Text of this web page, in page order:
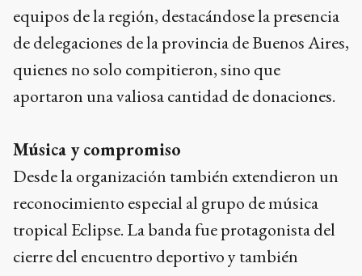
equipos de la región, destacándose la presencia
de delegaciones de la provincia de Buenos Aires,
quienes no solo compitieron, sino que
aportaron una valiosa cantidad de donaciones.
Música y compromiso
Desde la organización también extendieron un
reconocimiento especial al grupo de música
tropical Eclipse. La banda fue protagonista del
cierre del encuentro deportivo y también